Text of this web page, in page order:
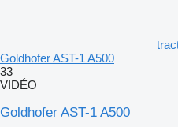
Goldhofer AST-1 A500
33
VIDÉO
Goldhofer AST-1 A500